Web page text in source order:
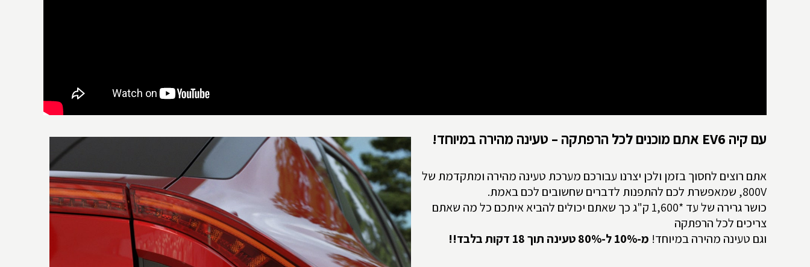
עם קיה EV6 אתם מוכנים לכל הרפתקה – טעינה מהירה במיוחד!
אתם רוצים לחסוך בזמן ולכן יצרנו עבורכם מערכת טעינה מהירה ומתקדמת של
800V, שמאפשרת לכם להתפנות לדברים שחשובים לכם באמת.
כושר גרירה של עד *1,600 ק"ג כך שאתם יכולים להביא איתכם כל מה שאתם
צריכים לכל הרפתקה
וגם טעינה מהירה במיוחד! מ-10% ל-80% טעינה תוך 18 דקות בלבד!!